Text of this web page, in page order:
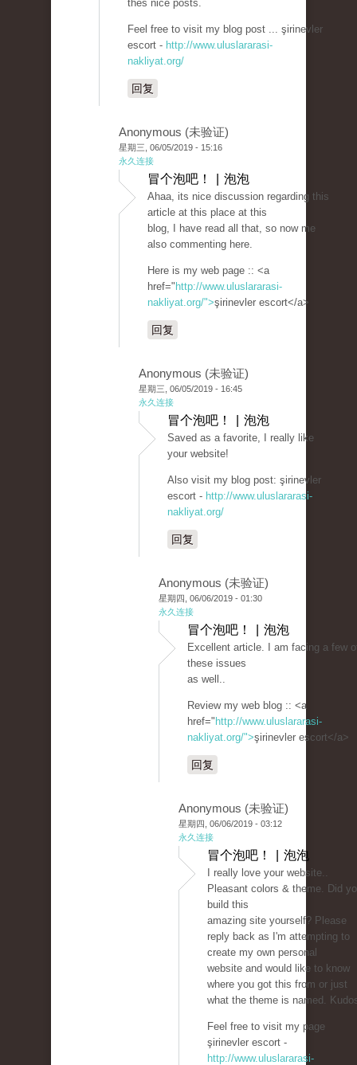
thes nice posts.
Feel free to visit my blog post ... şirinevler
escort - http://www.uluslararasi-
nakliyat.org/
回复
Anonymous (未验证)
星期三, 06/05/2019 - 15:16
永久连接
冒个泡吧！ | 泡泡
Ahaa, its nice discussion regarding this
article at this place at this
blog, I have read all that, so now me
also commenting here.
Here is my web page :: <a
href=" http://www.uluslararasi-
nakliyat.org/">şirinevler escort</a>
回复
Anonymous (未验证)
星期三, 06/05/2019 - 16:45
永久连接
冒个泡吧！ | 泡泡
Saved as a favorite, I really like
your website!
Also visit my blog post: şirinevler
escort - http://www.uluslararasi-
nakliyat.org/
回复
Anonymous (未验证)
星期四, 06/06/2019 - 01:30
永久连接
冒个泡吧！ | 泡泡
Excellent article. I am facing a few
these issues
as well..
Review my web blog :: <a
href=" http://www.uluslararasi-
nakliyat.org/">şirinevler escort</a>
回复
Anonymous (未验证)
星期四, 06/06/2019 - 03:12
永久连接
冒个泡吧！ | 泡泡
I really love your website..
Pleasant colors & theme. Did
build this
amazing site yourself? Please
reply back as I'm attempting to
create my own personal
website and would like to know
where you got this from or just
what the theme is named.
Feel free to visit my page
şirinevler escort -
http://www.uluslararasi-